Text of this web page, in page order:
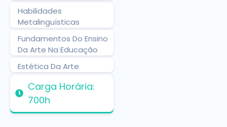
Habilidades
Metalinguísticas
Fundamentos Do Ensino
Da Arte Na Educação
Estética Da Arte
Carga Horária:
700h